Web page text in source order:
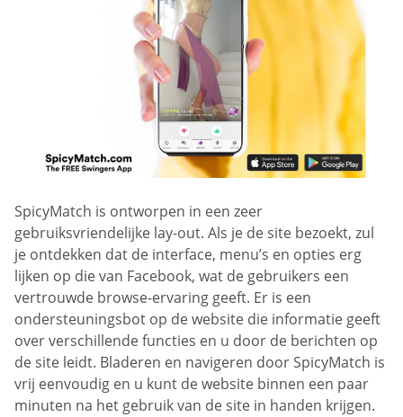
SpicyMatch is ontworpen in een zeer
gebruiksvriendelijke lay-out. Als je de site bezoekt, zul
je ontdekken dat de interface, menu’s en opties erg
lijken op die van Facebook, wat de gebruikers een
vertrouwde browse-ervaring geeft. Er is een
ondersteuningsbot op de website die informatie geeft
over verschillende functies en u door de berichten op
de site leidt. Bladeren en navigeren door SpicyMatch is
vrij eenvoudig en u kunt de website binnen een paar
minuten na het gebruik van de site in handen krijgen.